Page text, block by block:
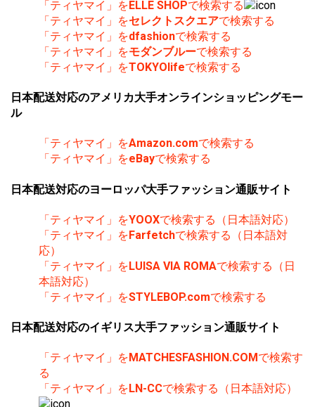
「ティヤマイ」をELLE SHOPで検索する
「ティヤマイ」をセレクトスクエアで検索する
「ティヤマイ」をdfashionで検索する
「ティヤマイ」をモダンブルーで検索する
「ティヤマイ」をTOKYOlifeで検索する
日本配送対応のアメリカ大手オンラインショッピングモー
ル
「ティヤマイ」をAmazon.comで検索する
「ティヤマイ」をeBayで検索する
日本配送対応のヨーロッパ大手ファッション通販サイト
「ティヤマイ」をYOOXで検索する（日本語対応）
「ティヤマイ」をFarfetchで検索する（日本語対
応）
「ティヤマイ」をLUISA VIA ROMAで検索する（日
本語対応）
「ティヤマイ」をSTYLEBOP.comで検索する
日本配送対応のイギリス大手ファッション通販サイト
「ティヤマイ」を MATCHESFASHION.COM で検索す
る
「ティヤマイ」を LN-CCで検索する（日本語対応）